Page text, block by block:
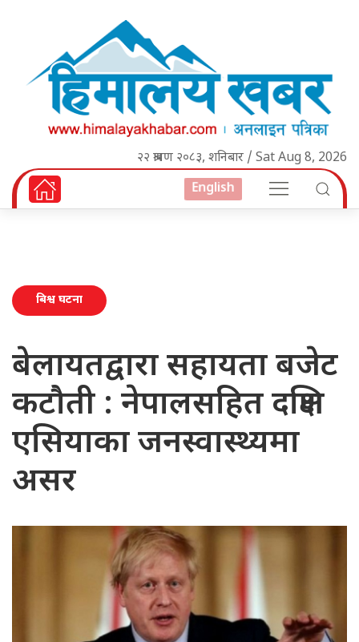
२२ श्रावण २०८३, शनिबार / Sat Aug 8, 2026
English
बिश्व घटना
बेलायतद्वारा सहायता बजेट
कटौती : नेपालसहित दक्षिण
एसियाका जनस्वास्थ्यमा
असर